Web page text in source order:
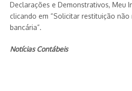
Declarações e Demonstrativos, Meu
clicando em “Solicitar restituição
bancária”.
Notícias Contábeis